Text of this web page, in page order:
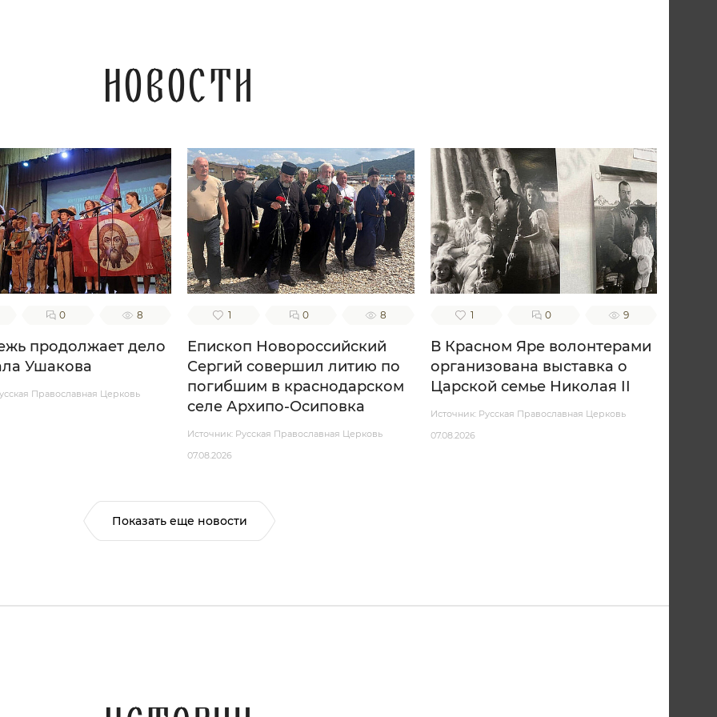
Новости
0 8
продолжает дело
Ушакова
Православная Церковь
1 0 8
Епископ Новороссийский
Сергий совершил литию по
погибшим в краснодарском
селе Архипо-Осиповка
Источник: Русская Православная Церковь
07.08.2026
1 0 9
В Красном Яре волонтерами
организована выставка о
Царской семье Николая II
Источник: Русская Православная Церковь
07.08.2026
Показать еще новости